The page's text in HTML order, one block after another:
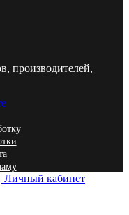
производителей,
Личный кабинет